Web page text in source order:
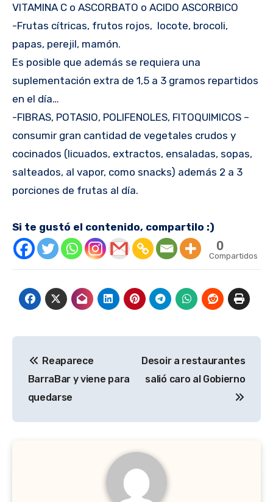
VITAMINA C o ASCORBATO o ACIDO ASCORBICO
-Frutas cítricas, frutos rojos, locote, brocoli,
papas, perejil, mamón.
Es posible que además se requiera una
suplementación extra de 1,5 a 3 gramos repartidos
en el día…
-FIBRAS, POTASIO, POLIFENOLES, FITOQUIMICOS –
consumir gran cantidad de vegetales crudos y
cocinados (licuados, extractos, ensaladas, sopas,
salteados, al vapor, como snacks) además 2 a 3
porciones de frutas al día.
Si te gustó el contenido, compartilo :)
0
Compartidos
de
entradas
Reaparece
BarraBar y viene para
quedarse
Desoir a restaurantes
salió caro al Gobierno